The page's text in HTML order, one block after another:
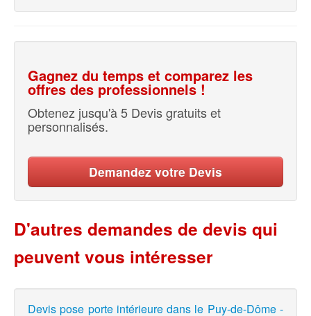
Gagnez du temps et comparez les
offres des professionnels !
Obtenez jusqu'à 5 Devis gratuits et
personnalisés.
Demandez votre Devis
D'autres demandes de devis qui
peuvent vous intéresser
Devis pose porte intérieure dans le Puy-de-Dôme -